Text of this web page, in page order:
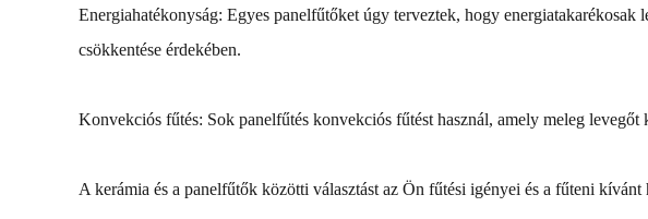
Energiahatékonyság: Egyes panelfűtőket úgy terveztek, hogy
csökkentése érdekében.
Konvekciós fűtés: Sok panelfűtés konvekciós fűtést használ, amely meleg levegőt
A kerámia és a panelfűtők közötti választást az Ön fűtési igényei és a fűteni